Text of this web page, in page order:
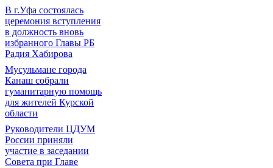
В г.Уфа состоялась
церемония вступления
в должность вновь
избранного Главы РБ
Радия Хабирова
Мусульмане города
Канаш собрали
гуманитарную помощь
для жителей Курской
области
Руководители ЦДУМ
России приняли
участие в заседании
Совета при Главе